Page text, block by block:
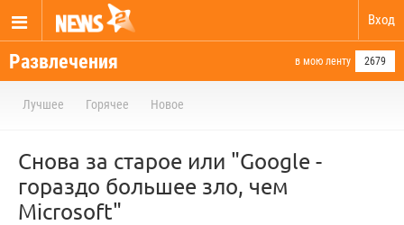
Вход
Развлечения в мою ленту 2679
Лучшее Горячее Новое
Снова за старое или "Google -
гораздо большее зло, чем
Microsoft"